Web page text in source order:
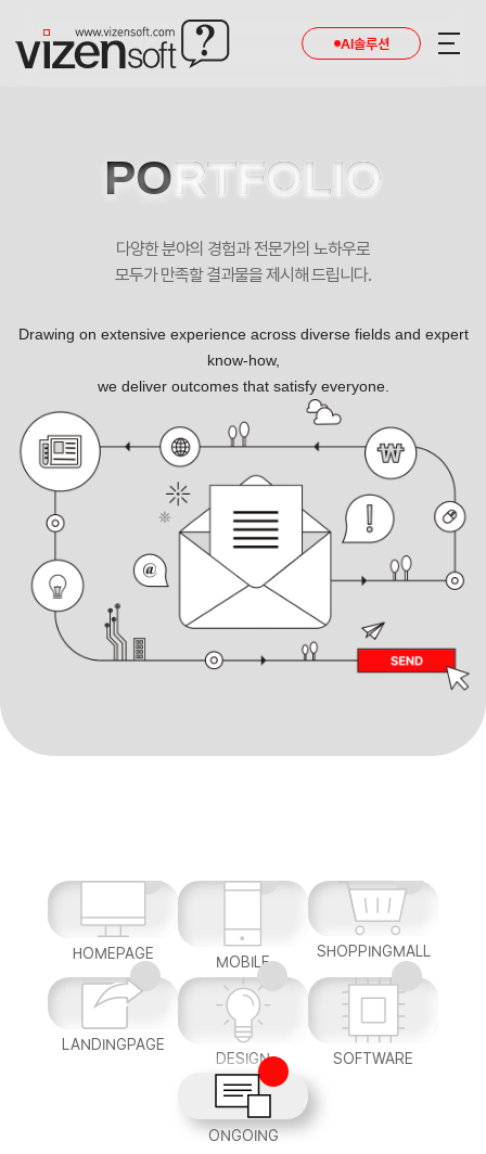
AI솔루션
PORTFOLIO
다양한 분야의 경험과 전문가의 노하우로
모두가 만족할 결과물을 제시해 드립니다.
Drawing on extensive experience across diverse fields and expert
know-how,
we deliver outcomes that satisfy everyone.
HOMEPAGE MOBILE
SHOPPINGMALL
LANDINGPAGE
DESIGN
SOFTWARE
ONGOING